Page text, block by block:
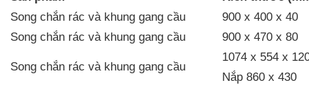
Song chắn rác và khung gang cầu
900 x 400 x 40
Song chắn rác và khung gang cầu
900 x 470 x 80
Song chắn rác và khung gang cầu
1074 x 554 x
Nắp 860 x 430